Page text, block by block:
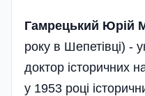
Гамрецький Юрій
року в Шепетівці) -
доктор історичних
у 1953 році